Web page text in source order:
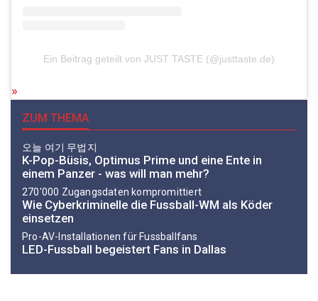
Ein Beitrag geteilt von JUST TASTE (@justtaste.de)
ZUM THEMA
오늘 여기 무법지
K-Pop-Büsis, Optimus Prime und eine Ente in
einem Panzer - was will man mehr?
270'000 Zugangsdaten kompromittiert
Wie Cyberkriminelle die Fussball-WM als Köder
einsetzen
Pro-AV-Installationen für Fussballfans
LED-Fussball begeistert Fans in Dallas